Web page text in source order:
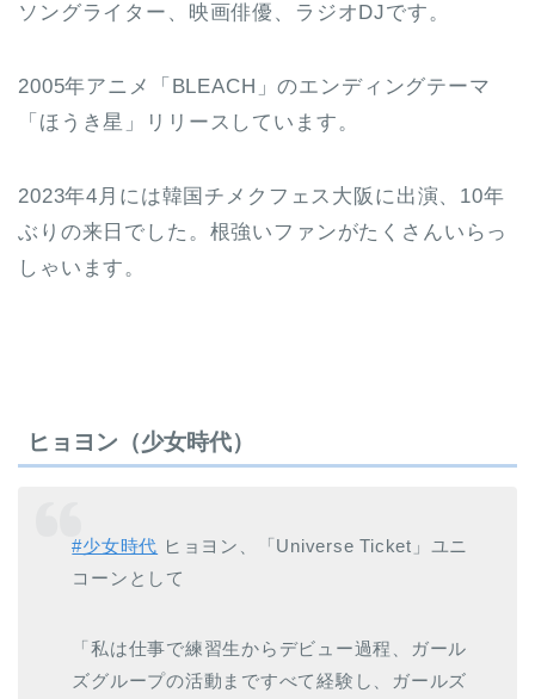
ソングライター、映画俳優、ラジオDJです。
2005年アニメ「BLEACH」のエンディングテーマ
「ほうき星」リリースしています。
2023年4月には韓国チメクフェス大阪に出演、10年
ぶりの来日でした。根強いファンがたくさんいらっ
しゃいます。
ヒョヨン（少女時代）
#少女時代 ヒョヨン、「Universe Ticket」ユニ
コーンとして
「私は仕事で練習生からデビュー過程、ガール
ズグループの活動まですべて経験し、ガールズ